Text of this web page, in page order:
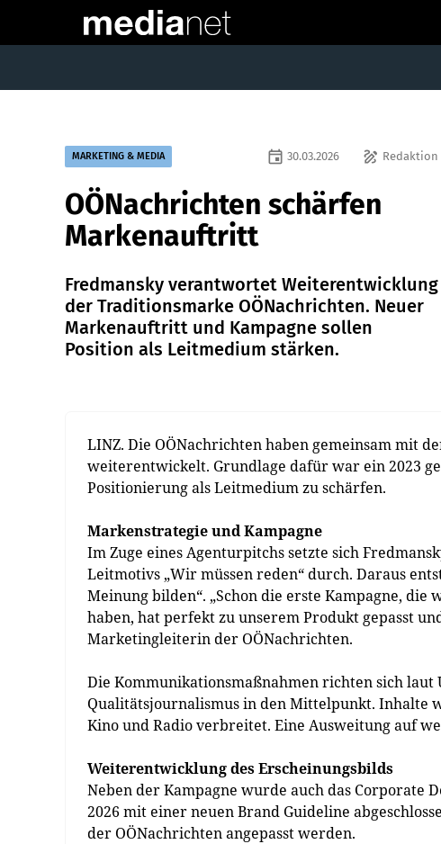
MARKETING & MEDIA draw Redaktion
event 30.03.2026
OÖNachrichten schärfen
Markenauftritt
Fredmansky verantwortet Weiterentwicklung
der Traditionsmarke OÖNachrichten. Neuer
Markenauftritt und Kampagne sollen
Position als Leitmedium stärken.
LINZ. Die OÖNachrichten haben gemeinsam mit
weiterentwickelt. Grundlage dafür war ein 2023
Positionierung als Leitmedium zu schärfen.
Markenstrategie und Kampagne
Im Zuge eines Agenturpitchs setzte sich
Leitmotivs „Wir müssen reden“ durch. Daraus
Meinung bilden“. „Schon die erste Kampagne,
haben, hat perfekt zu unserem Produkt gepasst
Marketingleiterin der OÖNachrichten.
Die Kommunikationsmaßnahmen richten sich
Qualitätsjournalismus in den Mittelpunkt. Inhalte
Kino und Radio verbreitet. Eine Ausweitung auf
Weiterentwicklung des Erscheinungsbilds
Neben der Kampagne wurde auch das Corporate
2026 mit einer neuen Brand Guideline
der OÖNachrichten angepasst werden.